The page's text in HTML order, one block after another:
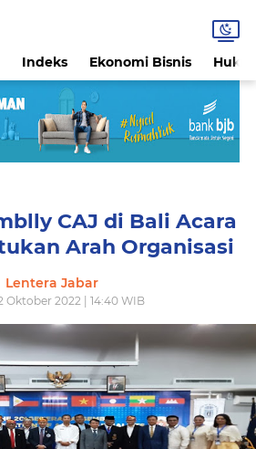
Indeks Ekonomi Bisnis
CAJ di Bali Acara
Arah Organisasi
Lentera Jabar
Oktober 2022 | 14:40 WIB